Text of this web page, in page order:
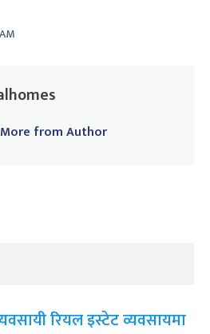
from Author
रियल इस्टेट व्यवसायमा